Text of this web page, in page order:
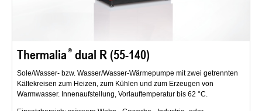
Thermalia dual R (55-140)
Sole/Wasser- bzw. Wasser/Wasser-Wärmepumpe mit zwei getrennten
Kältekreisen zum Heizen, zum Kühlen und zum Erzeugen von
Warmwasser. Innenaufstellung, Vorlauftemperatur bis 62 °C.